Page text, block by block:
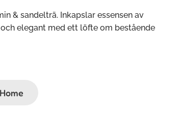
& sandelträ. Inkapslar essensen av
elegant med ett löfte om bestående